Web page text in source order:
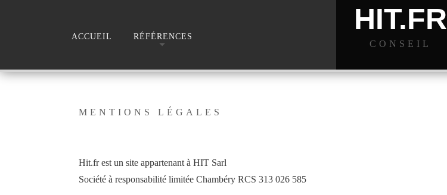
HIT.FR
CONSEIL
ACCUEIL RÉFÉRENCES
MENTIONS LÉGALES
Hit.fr est un site appartenant à HIT Sarl
Société à responsabilité limitée Chambéry RCS 313 026 585